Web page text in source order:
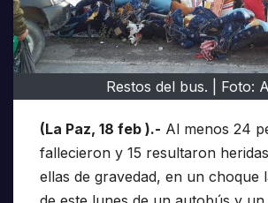
Restos del bus. | Foto:
(La Paz, 18 feb ).- Al menos 24
fallecieron y 15 resultaron
ellas de gravedad, en un choque